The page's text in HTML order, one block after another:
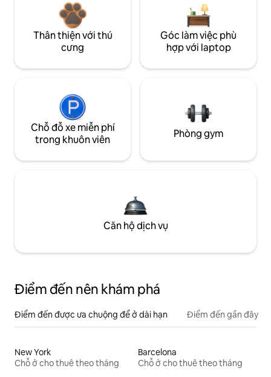
Thân thiện với thú
cưng
Góc làm việc phù
hợp với laptop
Chỗ đỗ xe miễn phí
trong khuôn viên
Phòng gym
Căn hộ dịch vụ
Điểm đến nên khám phá
Điểm đến được ưa chuộng để ở dài hạn Điểm đến gần đây
New York
Chỗ ở cho thuê theo tháng
Barcelona
Chỗ ở cho thuê theo tháng